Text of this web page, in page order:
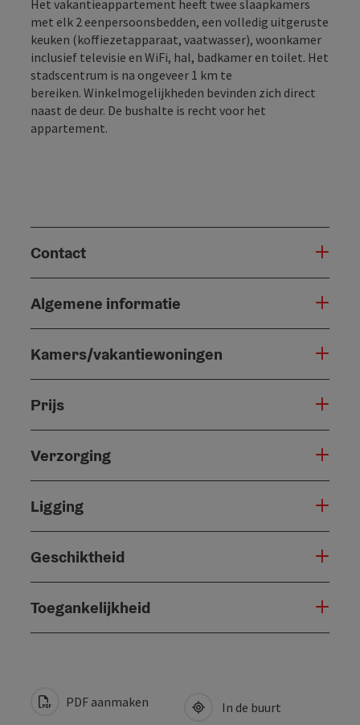
Het vakantieappartement heeft twee slaapkamers
met elk 2 eenpersoonsbedden, een volledig uitgeruste
keuken (koffiezetapparaat, vaatwasser), woonkamer
inclusief televisie en WiFi, hal, badkamer en toilet. Het
stadscentrum is na ongeveer 1 km te
bereiken. Winkelmogelijkheden bevinden zich direct
naast de deur. De bushalte is recht voor het
appartement.
Contact
Algemene informatie
Kamers/vakantiewoningen
Prijs
Verzorging
Ligging
Geschiktheid
Toegankelijkheid
PDF aanmaken In de buurt